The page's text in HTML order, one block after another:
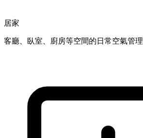
居家
客廳、臥室、廚房等空間的日常空氣管理